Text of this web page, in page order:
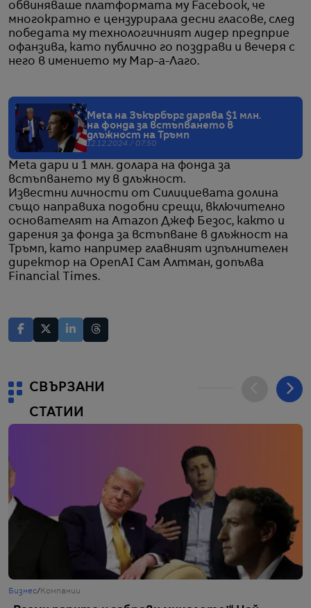
обвиняваше платформата му Facebook, че
многократно е цензурирала десни гласове, след
победата му технологичният лидер предприе
офанзива, като публично го поздрави и вечеря с
него в имението му Мар-а-Лаго.
Meta на Зъкърбърг дарява $1 млн.
на фонда за встъпването в
длъжност на Тръмп
12.12.2024 / 07:50
Meta дари и 1 млн. долара на фонда за
встъпването му в длъжност.
Известни личности от Силициевата долина
също направиха подобни срещи, включително
основателят на Amazon Джеф Безос, както и
дарения за фонда за встъпване в длъжност на
Тръмп, като например главният изпълнителен
директор на OpenAI Сам Алтман, допълва
Financial Times.
СВЪРЗАНИ
СТАТИИ
Бизнес/Компании